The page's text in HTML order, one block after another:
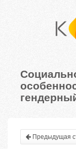
Предыдущая